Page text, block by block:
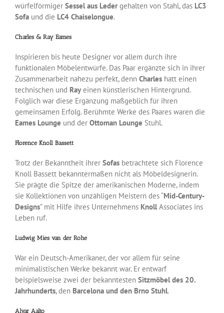
würfelförmiger Sessel aus Ledergehalten von Stahl, das LC3
Sofaund die LC4 Chaiselongue.
Charles & Ray Eames
Inspirieren bis heute Designer vor allem durch ihre
funktionalen Möbelentwürfe. Das Paar ergänzte sich in ihrer
Zusammenarbeit nahezu perfekt, denn Charleshatt einen
technischen und Rayeinen künstlerischen Hintergrund.
Folglich war diese Ergänzung maßgeblich für ihren
gemeinsamen Erfolg. Berühmte Werke des Paares waren die
Eames Lounge und der Ottoman Lounge Stuhl.
Florence Knoll Bassett
Trotz der Bekanntheit ihrer Sofasbetrachtete sich Florence
Knoll Bassett bekanntermaßen nicht als Möbeldesignerin.
Sie prägte die Spitze der amerikanischen Moderne, indem
sie Kollektionen von unzähligen Meistern des “Mid-Century-
Designs” mit Hilfe ihres Unternehmens KnollAssociates ins
Leben ruf.
Ludwig Mies van der Rohe
War ein Deutsch-Amerikaner, der vor allem für seine
minimalistischen Werke bekannt war. Er entwarf
beispielsweise zwei der bekanntesten Sitzmöbel des 20.
Jahrhunderts, den Barcelona und den Brno Stuhl.
Alvar Aalto